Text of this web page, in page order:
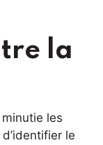
la
les
le